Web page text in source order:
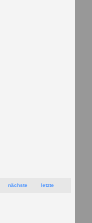
nächste letzte